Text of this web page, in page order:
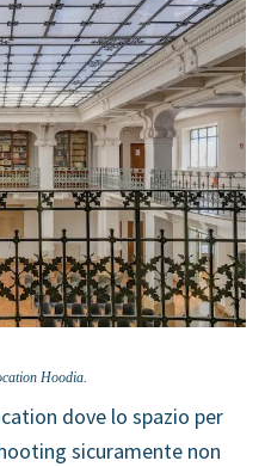
Hoodia.
dove lo spazio per
sicuramente non